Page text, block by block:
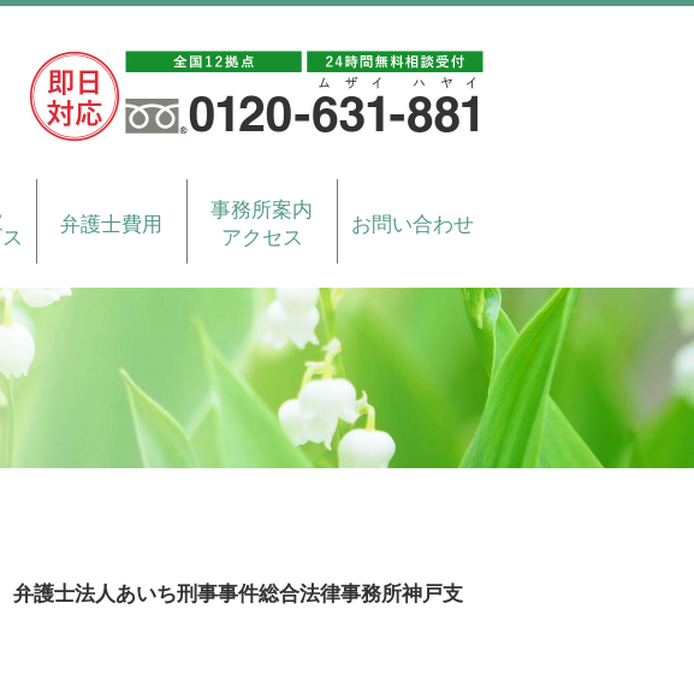
弁護士費用
事務所案内
アクセス
お問い合わせ
弁護士法人あいち刑事事件総合法律事務所神戸支